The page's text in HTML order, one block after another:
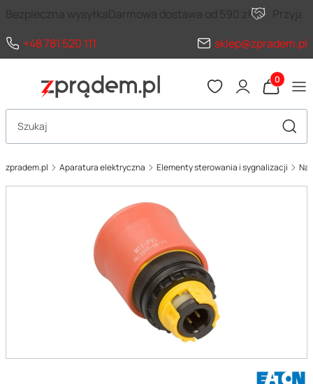
Bezpieczna wysyłkaDarmowa dostawa od 590 zł
+48 781 520 111
sklep@zpradem.pl
Produkty
Otwórz wyszukiwarkę
zpradem.pl Aparatura elektryczna Elementy sterowania i sygnalizacji